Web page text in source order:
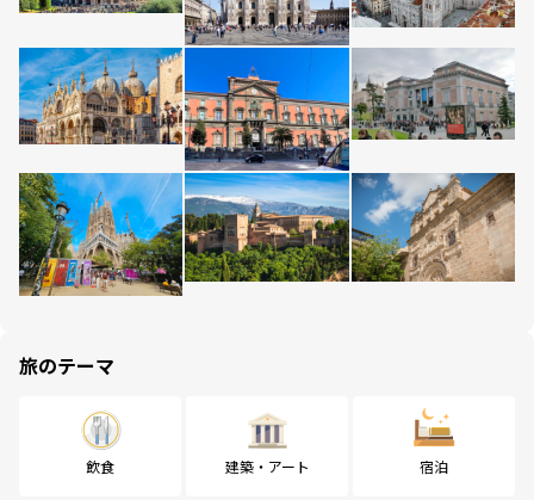
旅のテーマ
飲食 建築・アート 宿泊